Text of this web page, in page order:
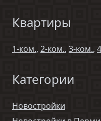
Квартиры
1-ком., 2-ком., 3-ком.,
Категории
Новостройки